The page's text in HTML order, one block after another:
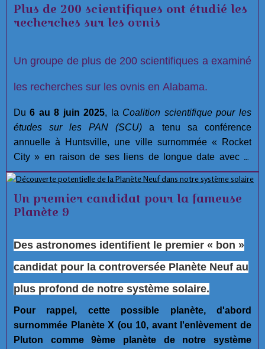
Historia, a lancé plusieurs allégations concernant
l'intégrité du projet à Hueyatlaco, El Horno, et
Plus de 200 scientifiques ont étudié les
recherches sur les ovnis
Un groupe de plus de 200 scientifiques a examiné
les recherches sur les ovnis en Alabama.
Du 6 au 8 juin 2025, la Coalition scientifique pour les
études sur les PAN (SCU) a tenu sa conférence
annuelle à Huntsville, une ville surnommée « Rocket
City » en raison de ses liens de longue date avec la
recherche aérospatiale.
Un premier candidat pour la fameuse
Planète 9
Des astronomes identifient le premier « bon »
candidat pour la controversée Planète Neuf au
plus profond de notre système solaire.
Pour rappel, cette possible planète, d'abord
surnommée Planète X (ou 10, avant l'enlèvement de
Pluton comme 9ème planète de notre système